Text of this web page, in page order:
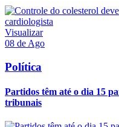
Visualizar
08 de Ago
Política
Partidos têm até o dia 15
tribunais